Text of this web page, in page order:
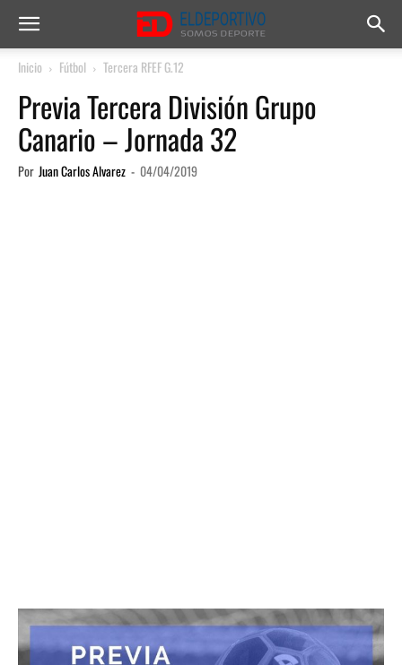
Inicio Fútbol Tercera RFEF G.12
Previa Tercera División Grupo
Canario – Jornada 32
Por Juan Carlos Alvarez - 04/04/2019